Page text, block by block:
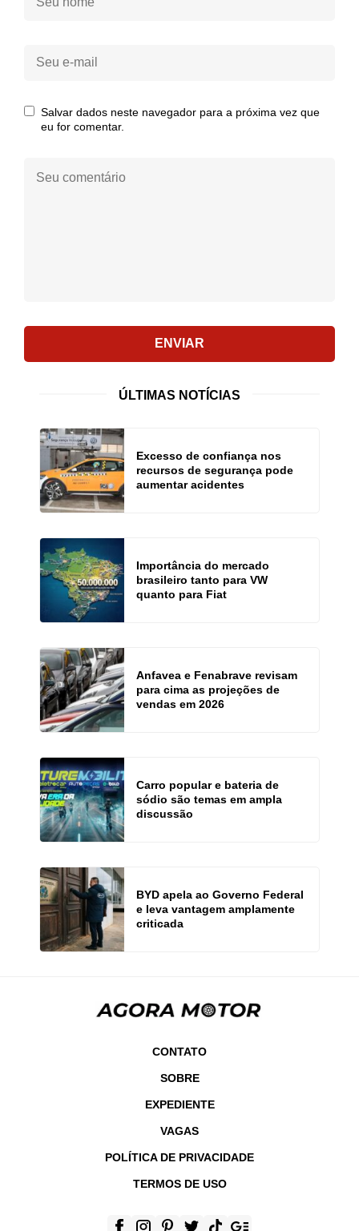
nome:
Seu
Salvar dados neste navegador para a próxima vez que
eu for comentar.
comentário:
ENVIAR
ÚLTIMAS NOTÍCIAS
Excesso de confiança nos
recursos de segurança pode
aumentar acidentes
Importância do mercado
brasileiro tanto para VW
quanto para Fiat
Anfavea e Fenabrave revisam
para cima as projeções de
vendas em 2026
Carro popular e bateria de
sódio são temas em ampla
discussão
BYD apela ao Governo Federal
e leva vantagem amplamente
criticada
CONTATO
SOBRE
EXPEDIENTE
VAGAS
POLÍTICA DE PRIVACIDADE
TERMOS DE USO